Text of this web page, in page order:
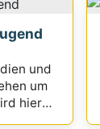
und
um
hier